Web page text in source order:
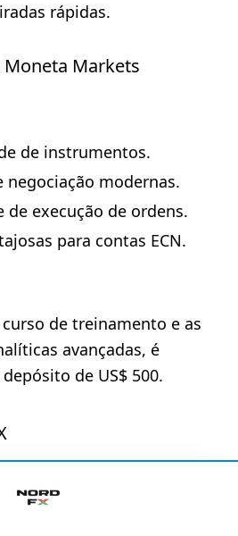
rápidas.
Moneta Markets
de instrumentos.
negociação modernas.
de execução de ordens.
para contas ECN.
curso de treinamento e as
avançadas, é
de US$ 500.